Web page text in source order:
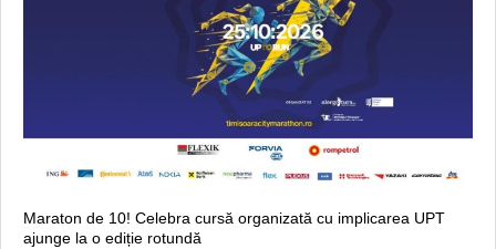
Maraton de 10! Celebra cursă organizată cu implicarea UPT
ajunge la o ediție rotundă